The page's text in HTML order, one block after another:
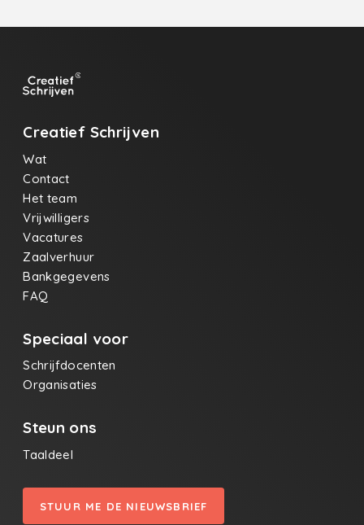
Creatief Schrijven
Wat
Contact
Het team
Vrijwilligers
Vacatures
Zaalverhuur
Bankgegevens
FAQ
Speciaal voor
Schrijfdocenten
Organisaties
Steun ons
Taaldeel
STUUR ME DE NIEUWSBRIEF